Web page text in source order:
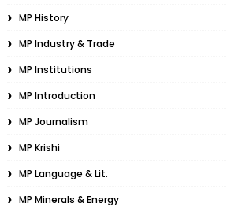
MP History
MP Industry & Trade
MP Institutions
MP Introduction
MP Journalism
MP Krishi
MP Language & Lit.
MP Minerals & Energy